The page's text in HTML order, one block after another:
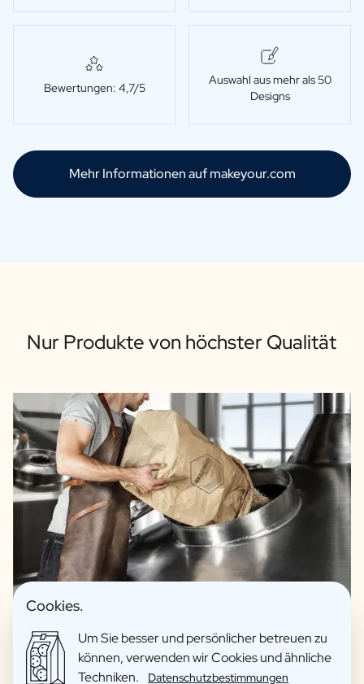
Bewertungen: 4,7/5
Auswahl aus mehr als 50
Designs
Mehr Informationen auf makeyour.com
Nur Produkte von höchster Qualität
Cookies.
Um Sie besser und persönlicher betreuen zu
können, verwenden wir Cookies und ähnliche
Techniken.
Datenschutzbestimmungen